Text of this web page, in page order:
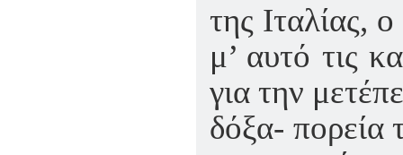
της Ιταλίας,
μ’ αυτό τις
για την
δόξα- πορεία